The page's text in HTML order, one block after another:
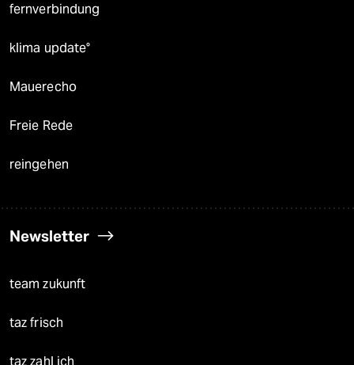
fernverbindung
klima update°
Mauerecho
Freie Rede
reingehen
Newsletter
team zukunft
taz frisch
taz zahl ich